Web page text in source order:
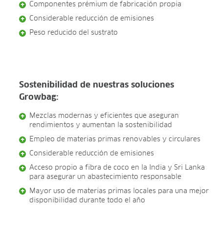
Componentes prémium de fabricación propia
Considerable reducción de emisiones
Peso reducido del sustrato
Sostenibilidad de nuestras soluciones
Growbag:
Mezclas modernas y eficientes que aseguran
rendimientos y aumentan la sostenibilidad
Empleo de materias primas renovables y circulares
Considerable reducción de emisiones
Acceso propio a fibra de coco en la India y Sri Lanka
para asegurar un abastecimiento responsable
Mayor uso de materias primas locales para una mejor
disponibilidad durante todo el año